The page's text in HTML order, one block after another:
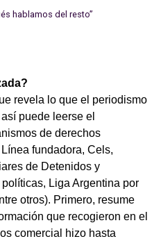
revela lo que el periodismo
puede leerse el
de derechos
fundadora, Cels,
de Detenidos y
Liga Argentina por
otros). Primero, resume
que recogieron en el
comercial hizo hasta